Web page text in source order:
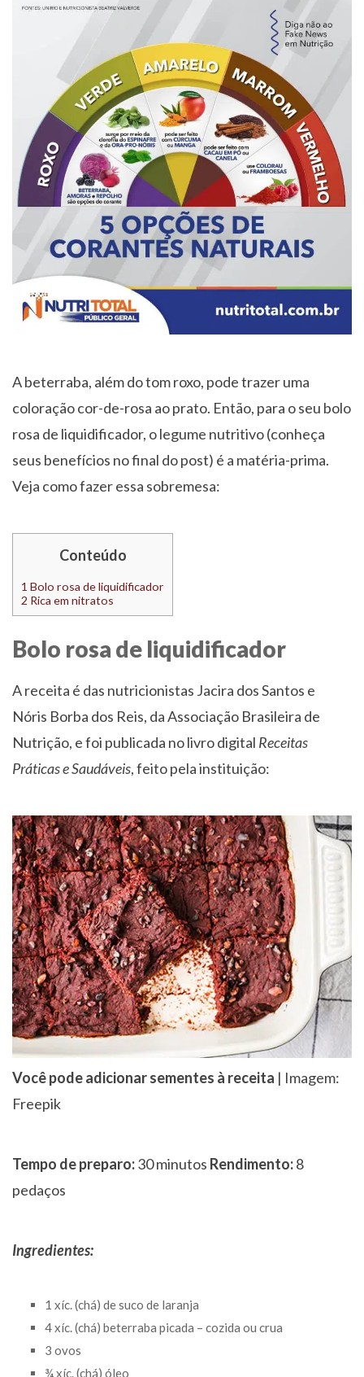
A beterraba, além do tom roxo, pode trazer uma
coloração cor-de-rosa ao prato. Então, para o seu bolo
rosa de liquidificador, o legume nutritivo (conheça
seus benefícios no final do post) é a matéria-prima.
Veja como fazer essa sobremesa:
Conteúdo
1 Bolo rosa de liquidificador
2 Rica em nitratos
Bolo rosa de liquidificador
A receita é das nutricionistas Jacira dos Santos e
Nóris Borba dos Reis, da Associação Brasileira de
Nutrição, e foi publicada no livro digital Receitas
Práticas e Saudáveis, feito pela instituição:
Você pode adicionar sementes à receita | Imagem:
Freepik
Tempo de preparo:30 minutos Rendimento:8
pedaços
Ingredientes:
1 xíc. (chá) de suco de laranja
4 xíc. (chá) beterraba picada – cozida ou crua
3 ovos
¾ xíc. (chá) óleo